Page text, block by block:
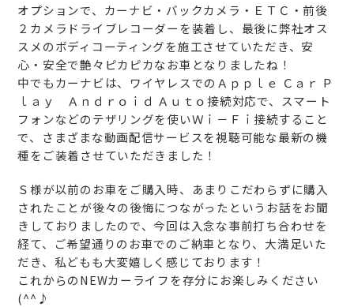
オプションで、カーナビ・バックカメラ・ＥＴＣ・前後
２カメラドライブレコーダーを装着し、最後に弊社オス
スメのボディコーティングを施工させていただき、安
心・安全で艶々ピカピカなお車となりましたね！
中でもカーナビは、ワイヤレスでのＡｐｐｌｅ Ｃａｒ Ｐ
ｌａｙ Ａｎｄｒｏｉｄ Ａｕｔｏ接続対応で、スマート
フォンなどのテザリングを使いＷｉ－Ｆｉ接続すること
で、さまざまな動画配信サービスを視聴可能な最新の機
種をご装着させていただきました！
Ｓ様が以前のお車をご購入時、あまりこだわらずに購入
されたことが後々の後悔につながったというお話をお聞
きしておりましたので、今回は入念な事前打ち合わせを
経て、ご希望通りのお車でのご納車となり、大満足いた
だき、私どもも大変嬉しく感じております！
これからのNEWカーライフを存分にお楽しみください
(^^♪